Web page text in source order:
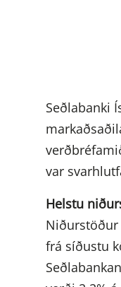
Seðlabanki
var
Helstu
frá síðustu